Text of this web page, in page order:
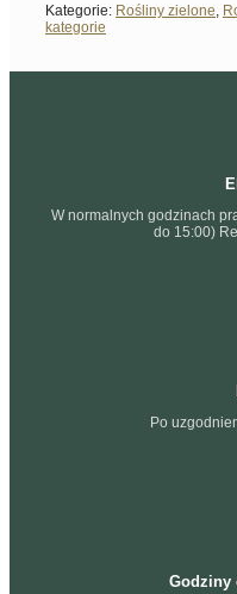
Kategorie: Rośliny zielone
kategorie
W normalnych godzinach
do 15:00)
Po
Godziny